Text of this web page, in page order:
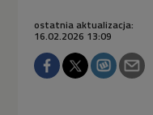
ostatnia aktualizacja:
16.02.2026 13:09